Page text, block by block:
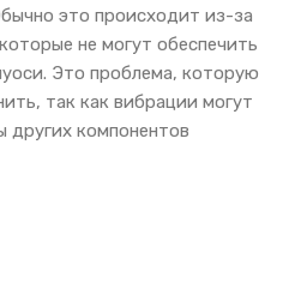
это происходит из-за
не могут обеспечить
Это проблема, которую
так как вибрации могут
других компонентов